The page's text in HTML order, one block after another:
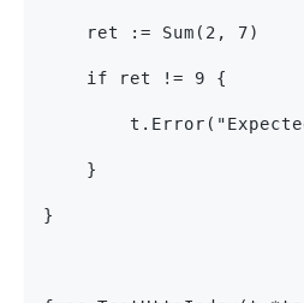
    ret := Sum(2, 7)
    if ret != 9 {
    }
}